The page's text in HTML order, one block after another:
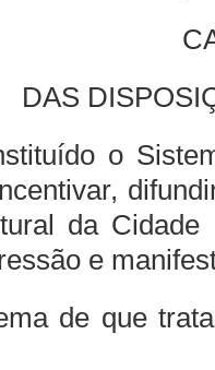
DAS
o
da
e
de que